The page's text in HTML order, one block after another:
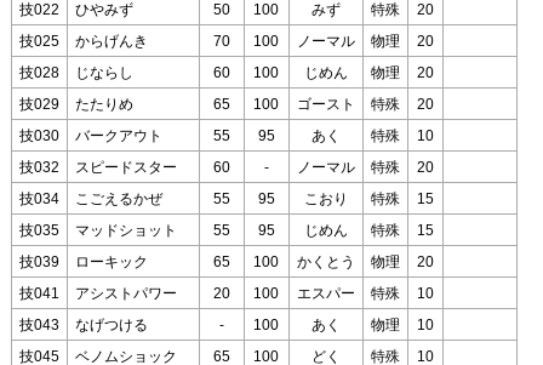
技022 ひやみず 50 100 みず 特殊 20
技025 からげんき 70 100 ノーマル 物理 20
技028 じならし 60 100 じめん 物理 20
技029 たたりめ 65 100 ゴースト 特殊 20
技030 バークアウト 55 95 あく 特殊 10
技032 スピードスター 60 - ノーマル 特殊 20
技034 こごえるかぜ 55 95 こおり 特殊 15
技035 マッドショット 55 95 じめん 特殊 15
技039 ローキック 65 100 かくとう 物理 20
技041 アシストパワー 20 100 エスパー 特殊 10
技043 なげつける - 100 あく 物理 10
技045 ベノムショック 65 100 どく 特殊 10